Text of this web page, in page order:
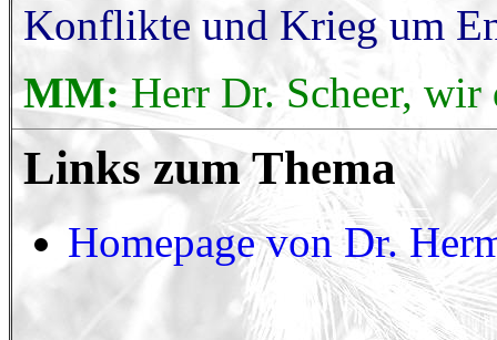
Konflikte und Krieg um
MM: Herr Dr. Scheer,
Links zum Thema
Homepage von Dr.